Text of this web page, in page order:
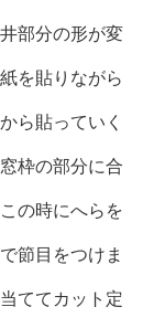
部分の形が変
を貼りながら
ら貼っていく
枠の部分に合
の時にへらを
節目をつけま
ててカット定